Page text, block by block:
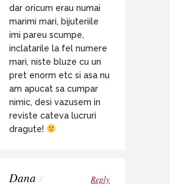
dar oricum erau numai
marimi mari, bijuteriile
imi pareu scumpe,
inclatarile la fel numere
mari, niste bluze cu un
pret enorm etc si asa nu
am apucat sa cumpar
nimic, desi vazusem in
reviste cateva lucruri
dragute!
Dana /
Reply